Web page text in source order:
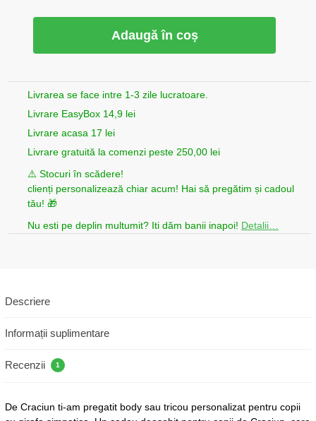
Adaugă în coș
Livrarea se face intre 1-3 zile lucratoare.
Livrare EasyBox 14,9 lei
Livrare acasa 17 lei
Livrare gratuită la comenzi peste 250,00 lei
⚠️ Stocuri în scădere!
clienți personalizează chiar acum! Hai să pregătim și cadoul
tău! 🎁
Nu esti pe deplin multumit? Iti dăm banii inapoi! Detalii…
Descriere
Informații suplimentare
Recenzii 1
De Craciun ti-am pregatit body sau tricou personalizat pentru copii